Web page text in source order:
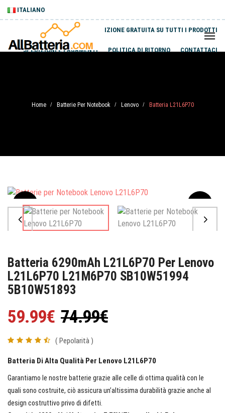
ITALIANO
SPEDIZIONE GRATUITA SU TUTTI I PRODOTTI
SPEDIZIONI E PAGAMENTI POLITICA DI RITORNO CONTATTACI
Home / Batterie Per Notebook / Lenovo / Batteria L21L6P70
Sale
Batteria 6290mAh L21L6P70 Per Lenovo
L21L6P70 L21M6P70 SB10W51994
5B10W51893
59.99€ 74.99€
( Pepolarità )
Batteria Di Alta Qualità Per Lenovo L21L6P70
Garantiamo le nostre batterie grazie alle celle di ottima qualità con le
quali sono costruite, ciò assicura un’altissima durabilità grazie anche al
design costruttivo privo di difetti.